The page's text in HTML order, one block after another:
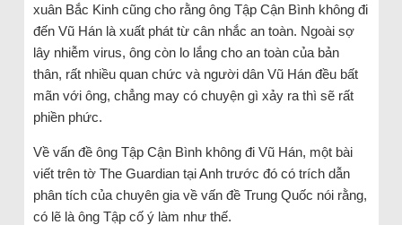
xuân Bắc Kinh cũng cho rằng ông Tập Cận Bình không đi
đến Vũ Hán là xuất phát từ cân nhắc an toàn. Ngoài sợ
lây nhiễm virus, ông còn lo lắng cho an toàn của bản
thân, rất nhiều quan chức và người dân Vũ Hán đều bất
mãn với ông, chẳng may có chuyện gì xảy ra thì sẽ rất
phiền phức.
Về vấn đề ông Tập Cận Bình không đi Vũ Hán, một bài
viết trên tờ The Guardian tại Anh trước đó có trích dẫn
phân tích của chuyên gia về vấn đề Trung Quốc nói rằng,
có lẽ là ông Tập cố ý làm như thế.